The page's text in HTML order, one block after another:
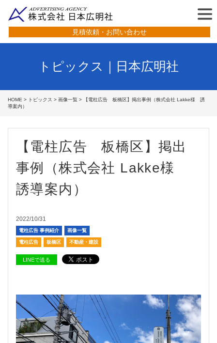
見積依頼・お問い合わせ
トピックス｜日本広明社
HOME > トピックス > 画像一覧 > 【電柱広告 板橋区】掲出事例（株式会社 Lakke様 誘
導案内）
【電柱広告 板橋区】掲出
事例（株式会社 Lakke様
誘導案内）
2022/10/31
電柱広告 事例紹介 画像一覧
電柱広告 板橋区 不動産・建設
LINEで送る